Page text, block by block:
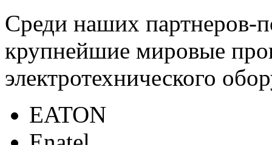
Среди наших партнеров-
крупнейшие мировые
электротехнического
EATON